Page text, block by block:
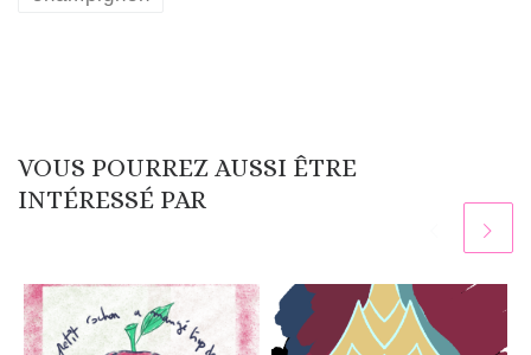
VOUS POURREZ AUSSI ÊTRE
INTÉRESSÉ PAR